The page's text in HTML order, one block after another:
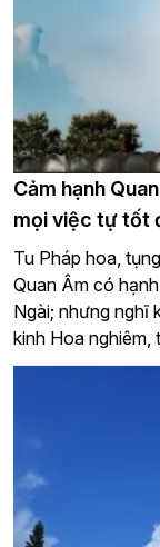
Cảm hạnh
mọi việc tự tốt
Tu Pháp hoa,
Quan Âm có
Ngài; nhưng nghĩ
kinh Hoa nghiêm,